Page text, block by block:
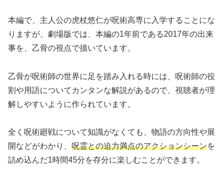
本編で、主人公の虎杖悠仁が呪術高専に入学することにな
りますが、劇場版では、本編の1年前である2017年の出来
事を、乙骨の視点で描いています。
乙骨が呪術師の世界に足を踏み入れる時には、呪術師の役
割や用語についてカンタンな解説があるので、視聴者が理
解しやすいように作られています。
全く呪術廻戦について知識がなくても、物語の方向性や展
開などがわかり、 呪霊との迫力満点のアクションシーンを
詰め込んだ1時間45分を存分に楽しむことができます。